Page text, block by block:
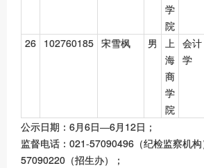
学
院
26 102760185 宋雪枫 男
上
海
商
学
院
会计
学
公示日期：6月6日—6月12日；
监督电话：021-57090496（纪检监察机
57090220（招生办）；